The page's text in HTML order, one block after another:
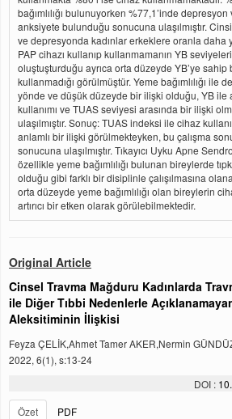
bağımlılığı bulunuyorken %77,1’inde
anksiyete bulunduğu sonucuna ulaşılmıştır.
ve depresyonda kadınlar erkeklere oranla daha
PAP cihazı kullanıp kullanmamanın YB
oluştuşturduğu ayrıca orta düzeyde YB’ye sahip
kullanmadığı görülmüştür. Yeme bağımlılığı ile
yönde ve düşük düzeyde bir ilişki olduğu, YB ile
kullanımı ve TUAS seviyesi arasında bir ilişki
ulaşılmıştır. Sonuç: TUAS indeksi ile cihaz
anlamlı bir ilişki görülmekteyken, bu çalışma
sonucuna ulaşılmıştır. Tıkayıcı Uyku Apne
özellikle yeme bağımlılığı bulunan bireylerde
olduğu gibi farklı bir disiplinle çalışılmasına
orta düzeyde yeme bağımlılığı olan bireylerin
artırıcı bir etken olarak görülebilmektedir.
Original Article
Cinsel Travma Mağduru Kadınlarda
ile Diğer Tıbbi Nedenlerle
Aleksitiminin İlişkisi
Feyza ÇELİK,Ahmet Tamer AKER,Nermin
2022, 6(1), s:13-24
DOI :
Özet
PDF